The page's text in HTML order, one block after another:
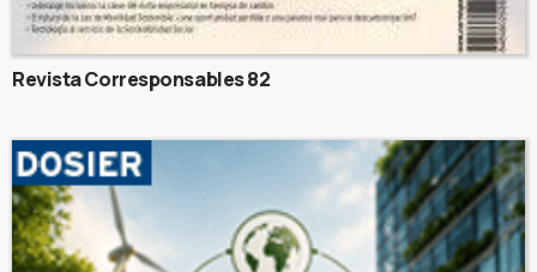
Revista Corresponsables 82